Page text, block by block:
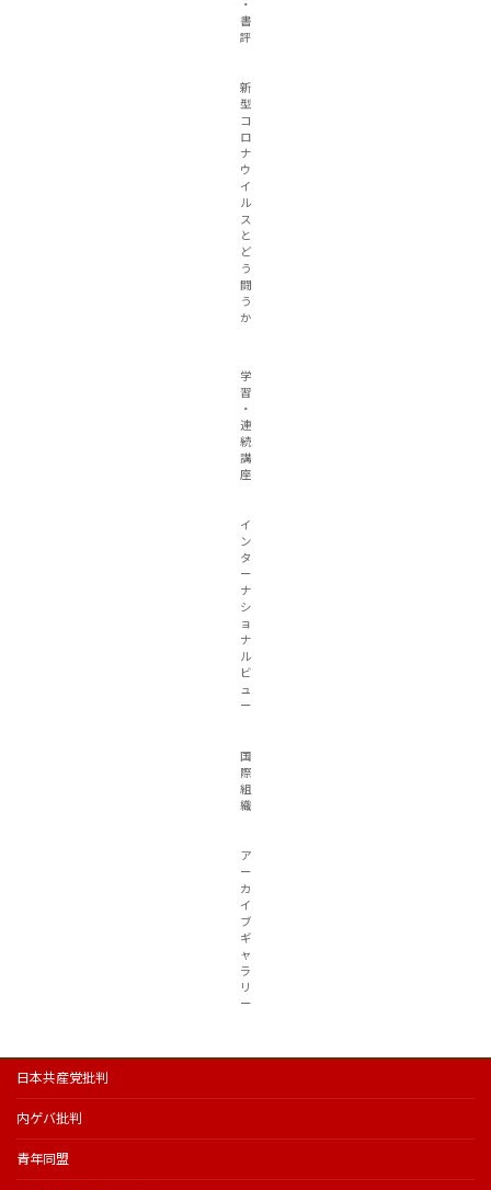
・
書
評
新
型
コ
ロ
ナ
ウ
イ
ル
ス
と
ど
う
闘
う
か
学
習
・
連
続
講
座
イ
ン
タ
ー
ナ
シ
ョ
ナ
ル
ビ
ュ
ー
国
際
組
織
ア
ー
カ
イ
ブ
ギ
ャ
ラ
リ
ー
日本共産党批判
内ゲバ批判
青年同盟